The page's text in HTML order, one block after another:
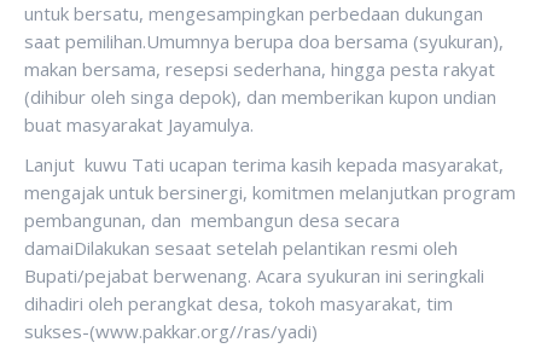
untuk bersatu, mengesampingkan perbedaan dukungan
saat pemilihan.Umumnya berupa doa bersama (syukuran),
makan bersama, resepsi sederhana, hingga pesta rakyat
(dihibur oleh singa depok), dan memberikan kupon undian
buat masyarakat Jayamulya.
Lanjut kuwu Tati ucapan terima kasih kepada masyarakat,
mengajak untuk bersinergi, komitmen melanjutkan program
pembangunan, dan membangun desa secara
damaiDilakukan sesaat setelah pelantikan resmi oleh
Bupati/pejabat berwenang. Acara syukuran ini seringkali
dihadiri oleh perangkat desa, tokoh masyarakat, tim
sukses-(www.pakkar.org//ras/yadi)